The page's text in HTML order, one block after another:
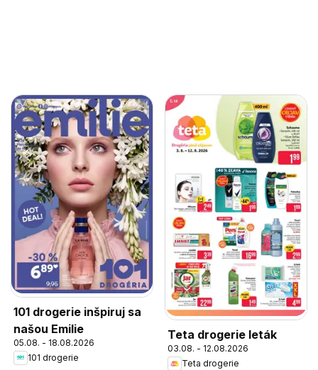
101 drogerie inšpiruj sa
našou Emilie
05.08. - 18.08.2026
101 drogerie
Teta drogerie leták
03.08. - 12.08.2026
Teta drogerie